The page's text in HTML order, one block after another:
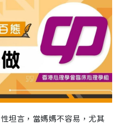
坦言，當媽媽不容易，尤其